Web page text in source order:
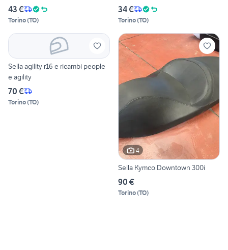
43 €
Torino(TO)
125 4T
34 €
Torino(TO)
Sella agility r16 e ricambi people
e agility
70 €
Torino(TO)
4
Sella Kymco Downtown 300i
90 €
Torino(TO)